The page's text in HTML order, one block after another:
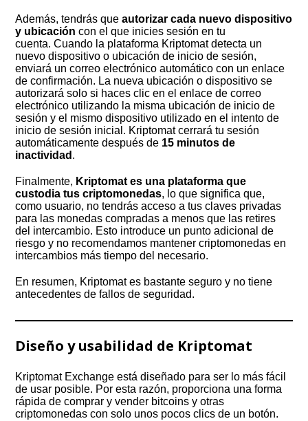
Además, tendrás queautorizar cada nuevo dispositivo
y ubicación con el que inicies sesión en tu
cuenta. Cuando la plataforma Kriptomat detecta un
nuevo dispositivo o ubicación de inicio de sesión,
enviará un correo electrónico automático con un enlace
de confirmación. La nueva ubicación o dispositivo se
autorizará solo si haces clic en el enlace de correo
electrónico utilizando la misma ubicación de inicio de
sesión y el mismo dispositivo utilizado en el intento de
inicio de sesión inicial. Kriptomat cerrará tu sesión
automáticamente después de 15 minutos de
inactividad .
Finalmente, Kriptomat es una plataforma que
custodia tus criptomonedas, lo que significa que,
como usuario, no tendrás acceso a tus claves privadas
para las monedas compradas a menos que las retires
del intercambio. Esto introduce un punto adicional de
riesgo y no recomendamos mantener criptomonedas en
intercambios más tiempo del necesario.
En resumen, Kriptomat es bastante seguro y no tiene
antecedentes de fallos de seguridad.
Diseño y usabilidad de Kriptomat
Kriptomat Exchange está diseñado para ser lo más fácil
de usar posible. Por esta razón, proporciona una forma
rápida de comprar y vender bitcoins y otras
criptomonedas con solo unos pocos clics de un botón.